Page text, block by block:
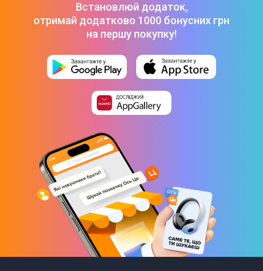
Встановлюй додаток,
отримай додатково 1000 бонусних грн
на першу покупку!